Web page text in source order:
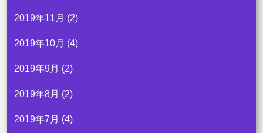
2019年11月 (2)
2019年10月 (4)
2019年9月 (2)
2019年8月 (2)
2019年7月 (4)